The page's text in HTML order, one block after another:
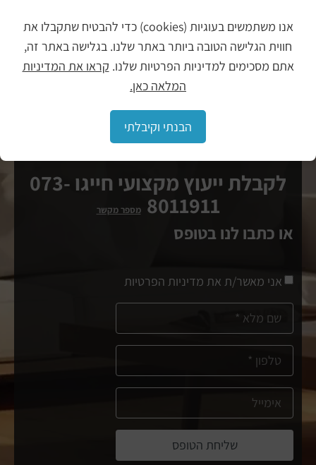
אם גם אתם רוצים ליהנות מכל יתרונותיו של פרקט עם פאזה – אתם
מוזמנים ליצור עמנו קשר ולקבל מצוות היועצים שלנו מגוון של
המלצות רכישה.
לקבלת ייעוץ מקצועי חייגו 073-
8011911 מספר מקשר
או כתבו לנו בטופס
אני מאשר/ת את מדיניות הפרטיות
שליחת הטופס
אנו משתמשים בעוגיות (cookies) כדי להבטיח שתקבלו את
חווית הגלישה הטובה ביותר באתר שלנו. בגלישה באתר זה,
אתם מסכימים למדיניות הפרטיות שלנו. קראו את המדיניות
המלאה כאן.
הבנתי וקיבלתי